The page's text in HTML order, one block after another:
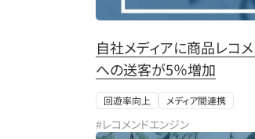
自社メディアに商品レコメ
への送客が5％増加
回遊率向上 メディア間連携
#レコメンドエンジン